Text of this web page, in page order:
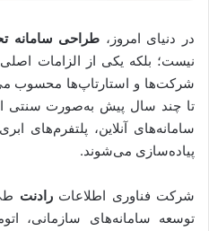
در دنیای امروز، طراحی سامانه
نیست؛ بلکه یکی از الزامات
شرکت‌ها و استارتاپ‌ها محسوب
تا چند سال پیش به‌صورت سنتی
سامانه‌های آنلاین، پلتفرم‌های
پیاده‌سازی می‌شوند.
شرکت فناوری اطلاعاترادنت
توسعه سامانه‌های سازمانی،